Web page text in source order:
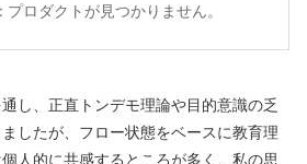
し、正直トンデモ理論や目的意識の乏
したが、フロー状態をベースに教育理
人的に共感するところが多く、私の思